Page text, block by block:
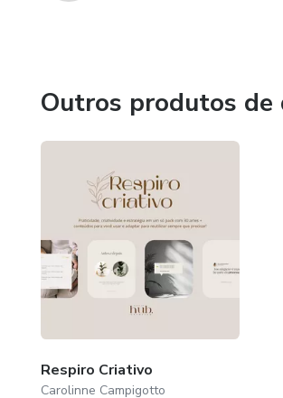
Outros produtos de
Respiro Criativo
Carolinne Campigotto